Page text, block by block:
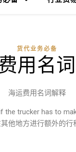
货代业务必备
用名
海运费用名词解释
trucker has to
他地方进行额外的行